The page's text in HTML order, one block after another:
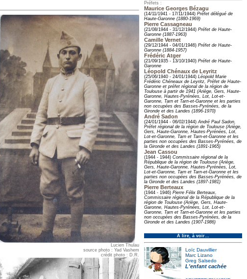
Préfets :
Maurice Georges Bézagu
(14/11/1941 - 17/11/1944) Préfet délégué de
Haute-Garonne (1880-1969)
Pierre Cassagneau
(21/08/1944 - 31/12/1944) Préfet de Haute-
Garonne (1887-1963)
Camille Vernet
(29/12/1944 - 04/01/1946) Préfet de Haute-
Garonne (1884-1957)
Frédéric Atger
(21/09/1935 - 13/10/1940) Préfet de Haute-
Garonne
Léopold Chénaux de Leyritz
(25/06/1940 - 24/01/1944) Léopold Marie
Frédéric Chéneaux de Leyritz, Préfet de Haute-
Garonne et préfet régional de la région de
Toulouse à partir de 1941 (Ariège, Gers, Haute-
Garonne, Hautes-Pyrénées, Lot, Lot-et-
Garonne, Tarn et Tarn-et-Garonne et les parties
non occupées des Basses-Pyrénées, de la
Gironde et des Landes (1896-1970)
André Sadon
(24/01/1944 - 06/02/1944)André Paul Sadon,
Préfet régional de la région de Toulouse (Ariège,
Gers, Haute-Garonne, Hautes-Pyrénées, Lot,
Lot-et-Garonne, Tarn et Tarn-et-Garonne et les
parties non occupées des Basses-Pyrénées, de
la Gironde et des Landes (1891-1965)
Jean Cassou
(1944 - 1944) Commissaire régional de la
République de la région de Toulouse (Ariège,
Gers, Haute-Garonne, Hautes-Pyrénées, Lot,
Lot-et-Garonne, Tarn et Tarn-et-Garonne et les
parties non occupées des Basses-Pyrénées, de
la Gironde et des Landes (1897-1981)
Pierre Berteaux
(1944 - 1946) Pierre Félix Berteaux,
Commissaire régional de la République de la
région de Toulouse (Ariège, Gers, Haute-
Garonne, Hautes-Pyrénées, Lot, Lot-et-
Garonne, Tarn et Tarn-et-Garonne et les parties
non occupées des Basses-Pyrénées, de la
Gironde et des Landes (1907-1986)
À lire, à voir…
Loïc Dauvillier
Marc Lizano
Greg Salsedo
L'enfant cachée
Lucien Thulau
source photo : Yad Vashem
crédit photo : D.R.